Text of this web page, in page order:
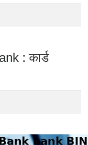
: कार्ड